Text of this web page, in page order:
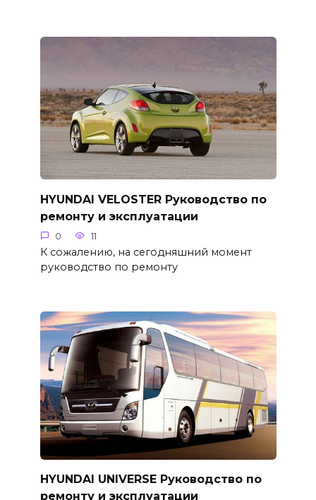
HYUNDAI VELOSTER Руководство по
ремонту и эксплуатации
0 11
К сожалению, на сегодняшний момент
руководство по ремонту
HYUNDAI UNIVERSE Руководство по
ремонту и эксплуатации